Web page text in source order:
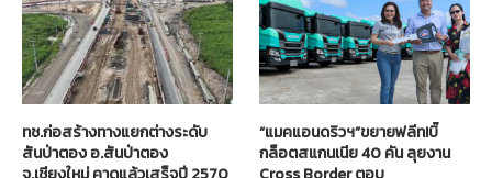
ทช.ก่อสร้างทางแยกต่างระดับ
สันป่าตอง อ.สันป่าตอง
“แมคแอนดริวฯ”ขยายฟลีท!บิ๊
กล็อตสแกนเนีย 40 คัน ลุยงาน